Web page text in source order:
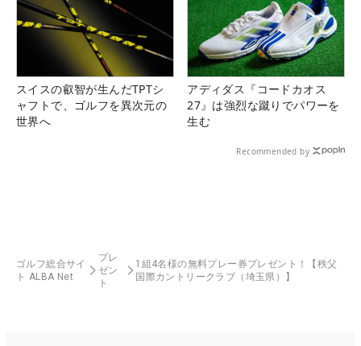
スイスの叡智が生んだTPTシ
ャフトで、ゴルフを異次元の
世界へ
アディダス『コードカオス
27』は強烈な蹴りでパワーを
生む
Recommended by
ゴルフ総合サイ
ト ALBA Net
プレ
ゼン
ト
1組4名様の無料プレー券プレゼント！【秩父
国際カントリークラブ（埼玉県）】